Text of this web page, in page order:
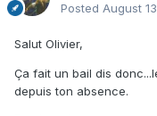
Posted August
Salut Olivier,
Ça fait un bail dis
depuis ton absence.